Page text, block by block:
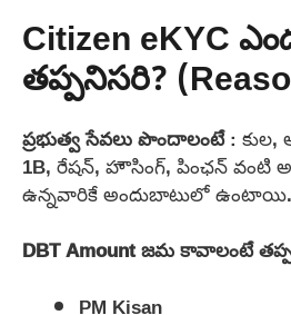
Citizen eKYC
తప్పనిసరి?
ప్రభుత్వ సేవలు పొందాలంటే:
1B, రేషన్, హౌసింగ్, పింఛన్ వంటి
ఉన్నవారికే అందుబాటులో ఉంటాయి.
DBT Amount జమ కావాలంటే
PM Kisan